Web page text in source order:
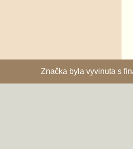
Značka byla vyvinuta s